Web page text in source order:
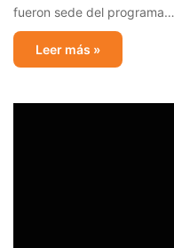
fueron sede del programa…
Leer más »